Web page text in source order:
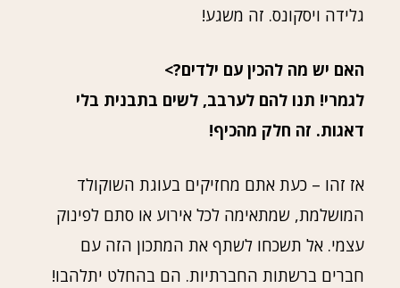
גלידה ויסקונס. זה משגע!
האם יש מה להכין עם ילדים?>
לגמרי! תנו להם לערבב, לשים בתבנית בלי
דאגות. זה חלק מהכיף!
אז זהו – כעת אתם מחזיקים בעוגת השוקולד
המושלמת, שמתאימה לכל אירוע או סתם לפינוק
עצמי. אל תשכחו לשתף את המתכון הזה עם
חברים ברשתות החברתיות. הם בהחלט יתלהבו!